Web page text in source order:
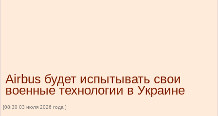
Airbus будет испытывать свои
военные технологии в Украине
[08:30 03 июля 2026 года ]